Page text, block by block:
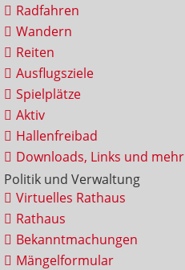
Radfahren
Wandern
Reiten
Ausflugsziele
Spielplätze
Aktiv
Hallenfreibad
Downloads, Links und mehr
Politik und Verwaltung
Virtuelles Rathaus
Rathaus
Bekanntmachungen
Mängelformular